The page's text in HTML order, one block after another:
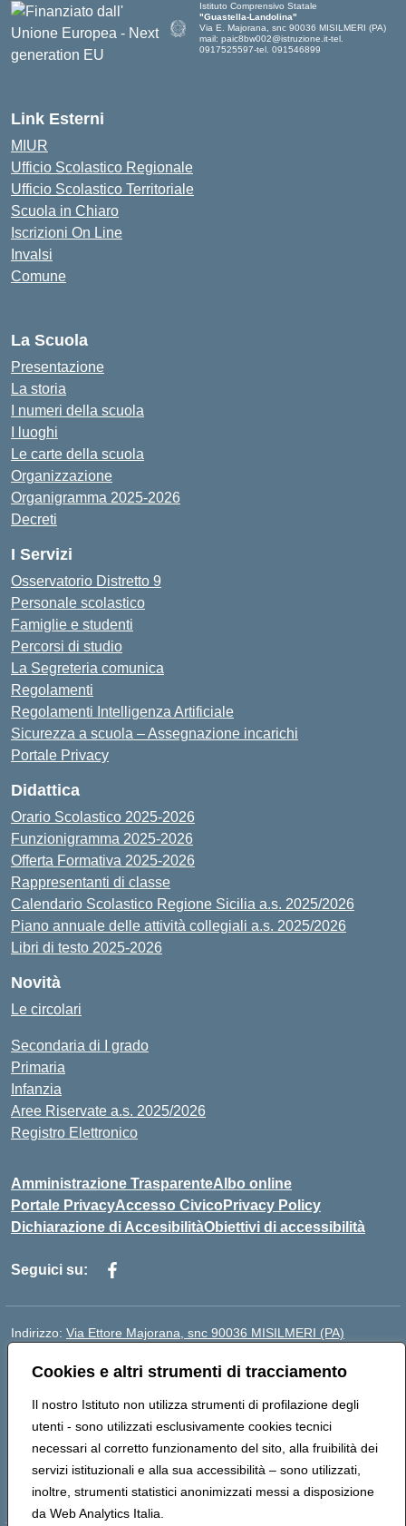
Cookies e altri strumenti di tracciamento
Il nostro Istituto non utilizza strumenti di profilazione degli
utenti - sono utilizzati esclusivamente cookies tecnici
necessari al corretto funzionamento del sito, alla fruibilità dei
servizi istituzionali e alla sua accessibilità – sono utilizzati,
inoltre, strumenti statistici anonimizzati messi a disposizione
da Web Analytics Italia.
Istituto Comprensivo Statale
"Guastella-Landolina"
Via E. Majorana, snc 90036 MISILMERI (PA)
mail: paic8bw002@istruzione.it-tel.
0917525597-tel. 091546899
Link Esterni
MIUR
Ufficio Scolastico Regionale
Ufficio Scolastico Territoriale
Scuola in Chiaro
Iscrizioni On Line
Invalsi
Comune
La Scuola
Presentazione
La storia
I numeri della scuola
I luoghi
Le carte della scuola
Organizzazione
Organigramma 2025-2026
Decreti
I Servizi
Osservatorio Distretto 9
Personale scolastico
Famiglie e studenti
Percorsi di studio
La Segreteria comunica
Regolamenti
Regolamenti Intelligenza Artificiale
Sicurezza a scuola – Assegnazione incarichi
Portale Privacy
Didattica
Orario Scolastico 2025-2026
Funzionigramma 2025-2026
Offerta Formativa 2025-2026
Rappresentanti di classe
Calendario Scolastico Regione Sicilia a.s. 2025/2026
Piano annuale delle attività collegiali a.s. 2025/2026
Libri di testo 2025-2026
Novità
Le circolari
Secondaria di I grado
Primaria
Infanzia
Aree Riservate a.s. 2025/2026
Registro Elettronico
Amministrazione TrasparenteAlbo online
Portale PrivacyAccesso Civico Privacy Policy
Dichiarazione di AccesibilitàObiettivi di accessibilità
Seguici su:
Indirizzo: Via Ettore Majorana, snc 90036 MISILMERI (PA)
Email:PAIC8BW002@istruzione.it
Codice fiscale: 97382260822
Codice meccanografico:PAIC8BW002
Codice Indice delle Pubbliche Amministrazioni (IPA): istsc_